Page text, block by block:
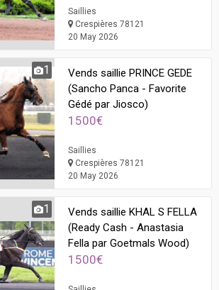
Saillies
Crespières 78121
20 May 2026
1
Vends saillie PRINCE GEDE
(Sancho Panca - Favorite
Gédé par Jiosco)
1500€
Saillies
Crespières 78121
20 May 2026
1
Vends saillie KHAL S FELLA
(Ready Cash - Anastasia
Fella par Goetmals Wood)
1500€